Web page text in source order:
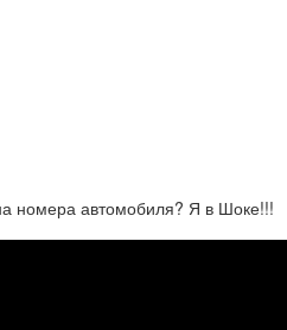
номера автомобиля? Я в Шоке!!!